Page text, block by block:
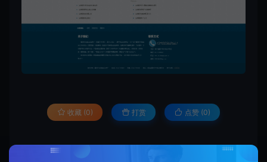
收藏 (0) 打赏 点赞 (0)